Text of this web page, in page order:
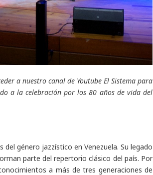
a nuestro canal de Youtube El Sistemapara
a la celebración por los 80 años de vida del
género jazzístico en Venezuela. Su legado
parte del repertorio clásico del país. Por
a más de tres generaciones de